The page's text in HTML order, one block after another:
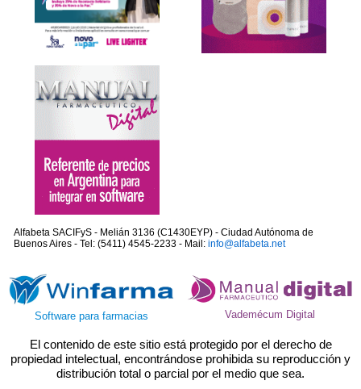
Alfabeta SACIFyS - Melián 3136 (C1430EYP) - Ciudad Autónoma de
Buenos Aires - Tel: (5411) 4545-2233 - Mail: info@alfabeta.net
Software para farmacias Vademécum Digital
El contenido de este sitio está protegido por el derecho de
propiedad intelectual, encontrándose prohibida su reproducción y
distribución total o parcial por el medio que sea.